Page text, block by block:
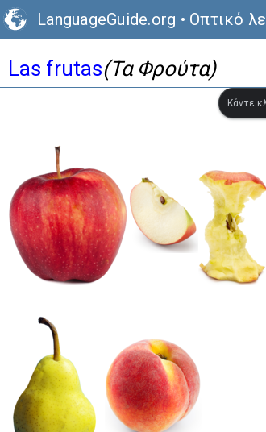
LanguageGuide.org • Οπτικό
Las frutas(Τα Φρούτα)
Κάντε